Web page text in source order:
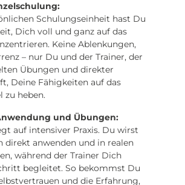
Schulungseinheit hast Du
Dich voll und ganz auf das
Keine Ablenkungen,
– nur Du und der Trainer, der
Übungen und direkter
Deine Fähigkeiten auf das
zu heben.
und Übungen:
auf intensiver Praxis. Du wirst
direkt anwenden und in realen
während der Trainer Dich
begleitet. So bekommst Du
und die Erfahrung,